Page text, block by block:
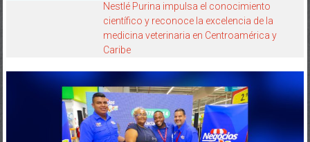
Nestlé Purina impulsa el conocimiento
científico y reconoce la excelencia de la
medicina veterinaria en Centroamérica y
Caribe